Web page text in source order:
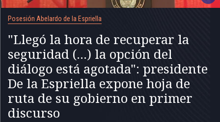
Posesión Abelardo de la Espriella
"Llegó la hora de recuperar la
seguridad (...) la opción del
diálogo está agotada": presidente
De la Espriella expone hoja de
ruta de su gobierno en primer
discurso